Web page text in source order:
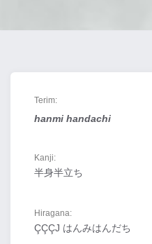
Terim:
hanmi handachi
Kanji:
半身半立ち
Hiragana:
ÇÇÇJ はんみはんだち